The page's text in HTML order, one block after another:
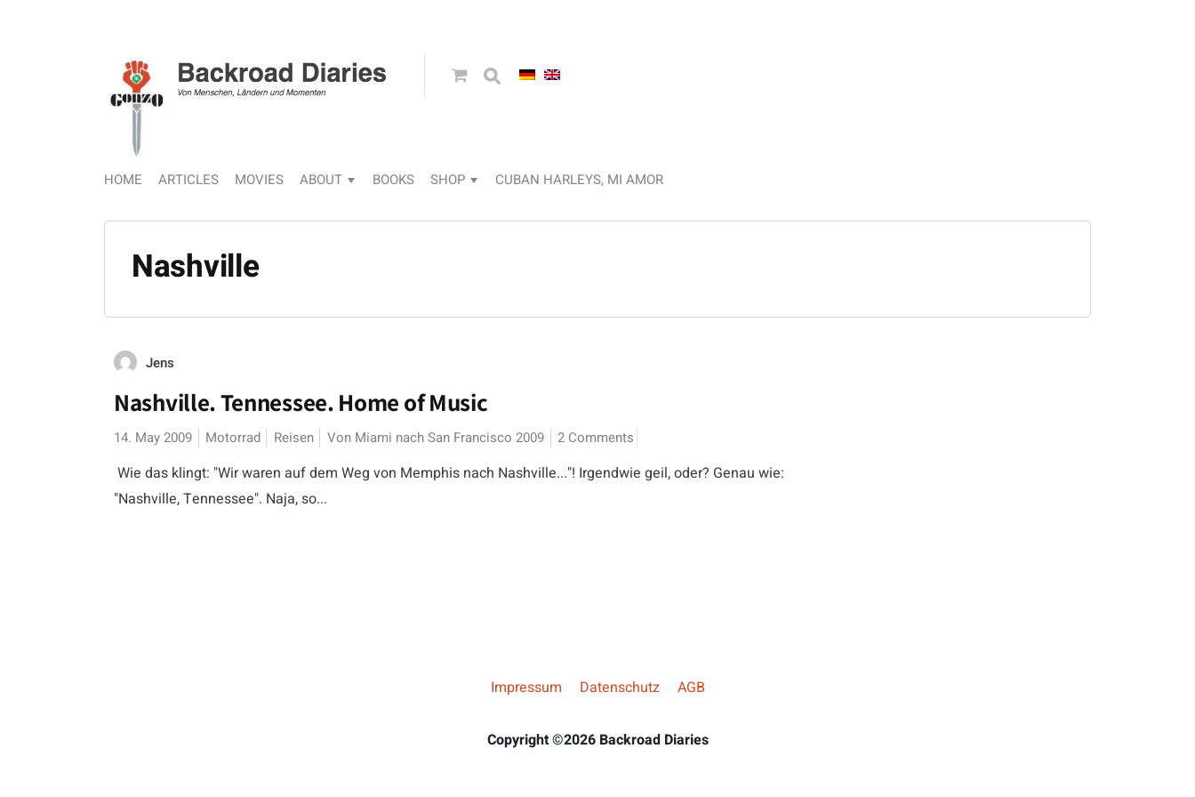
HOME ARTICLES MOVIES ABOUT BOOKS SHOP CUBAN HARLEYS, MI AMOR
Nashville
Jens
Nashville. Tennessee. Home of Music
14. May 2009 Motorrad Reisen Von Miami nach San Francisco 2009 2 Comments
Wie das klingt: "Wir waren auf dem Weg von Memphis nach Nashville..."! Irgendwie geil, oder? Genau wie:
"Nashville, Tennessee". Naja, so...
Impressum Datenschutz AGB
Copyright ©2026 Backroad Diaries